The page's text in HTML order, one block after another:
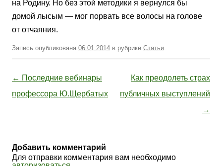
на Родину. Но без этой методики я вернулся бы
домой лысым — мог порвать все волосы на голове
от отчаяния.
Запись опубликована 06.01.2014 в рубрике Статьи
Навигация по записям
← Последние вебинары
профессора Ю.Щербатых
Как преодолеть страх
публичных выступлений
→
Добавить комментарий
Для отправки комментария вам необходимо